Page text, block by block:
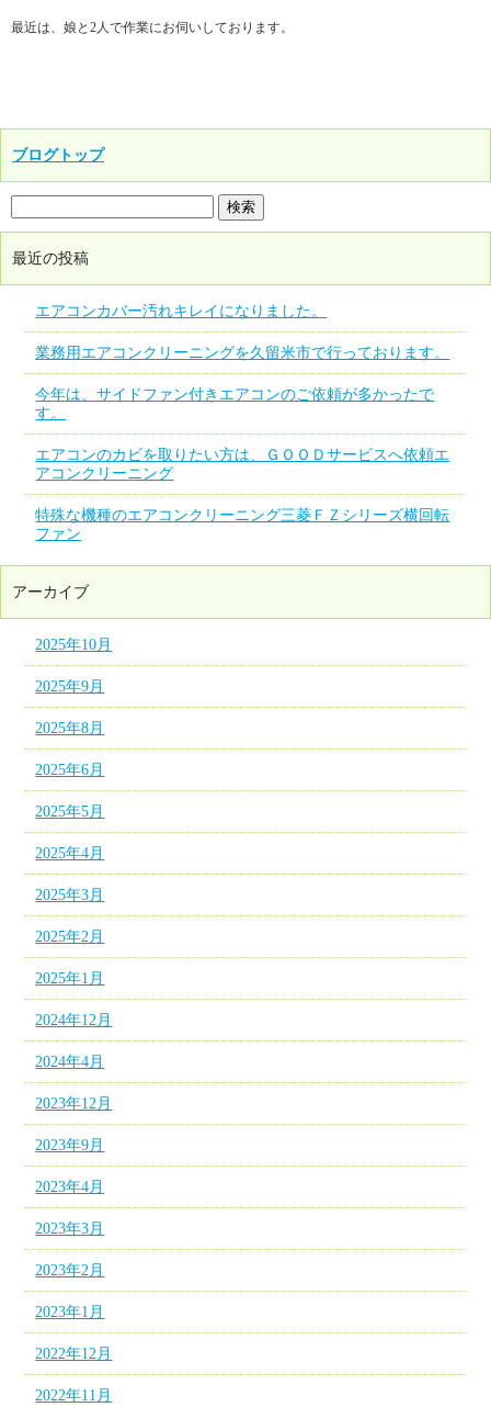
最近は、娘と2人で作業にお伺いしております。
ブログトップ
最近の投稿
エアコンカバー汚れキレイになりました。
業務用エアコンクリーニングを久留米市で行っております。
今年は、サイドファン付きエアコンのご依頼が多かったで
す。
エアコンのカビを取りたい方は、ＧＯＯＤサービスへ依頼エ
アコンクリーニング
特殊な機種のエアコンクリーニング三菱ＦＺシリーズ横回転
ファン
アーカイブ
2025年10月
2025年9月
2025年8月
2025年6月
2025年5月
2025年4月
2025年3月
2025年2月
2025年1月
2024年12月
2024年4月
2023年12月
2023年9月
2023年4月
2023年3月
2023年2月
2023年1月
2022年12月
2022年11月